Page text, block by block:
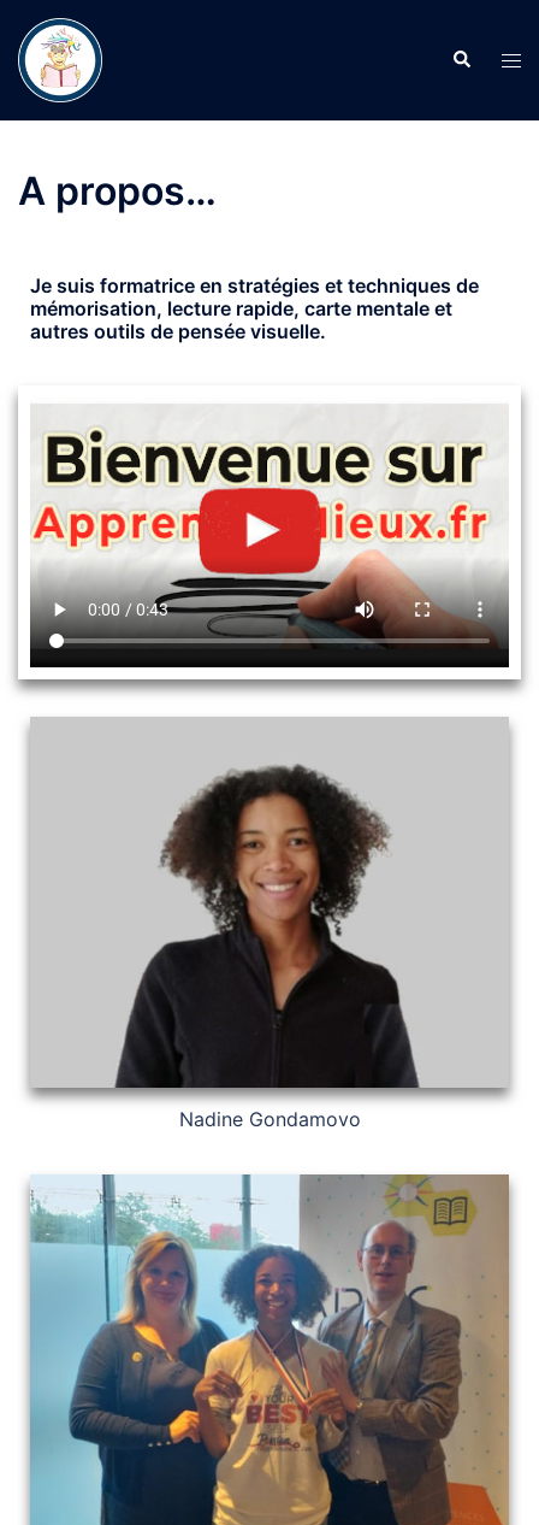
A propos…
Je suis formatrice en stratégies et techniques de
mémorisation, lecture rapide, carte mentale et
autres outils de pensée visuelle.
Nadine Gondamovo